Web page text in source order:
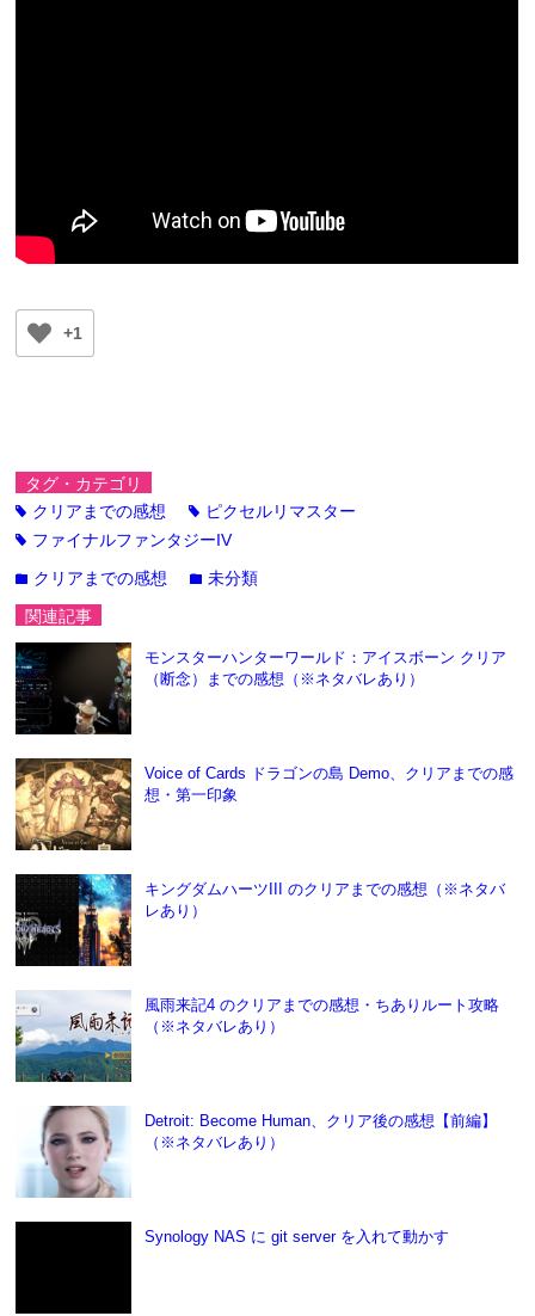
+1
タグ・カテゴリ
tag クリアまでの感想 tag ピクセルリマスター
tag ファイナルファンタジーIV
folder クリアまでの感想 folder未分類
関連記事
モンスターハンターワールド：アイスボーン クリア
（断念）までの感想（※ネタバレあり）
Voice of Cards ドラゴンの島 Demo、クリアまでの感
想・第一印象
キングダムハーツIII のクリアまでの感想（※ネタバ
レあり）
風雨来記4 のクリアまでの感想・ちありルート攻略
（※ネタバレあり）
Detroit: Become Human、クリア後の感想【前編】
（※ネタバレあり）
Synology NAS に git server を入れて動かす